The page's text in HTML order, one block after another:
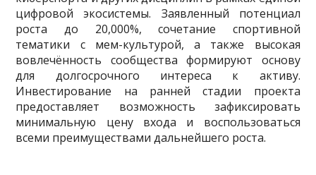
цифровой экосистемы. Заявленный потенциал
роста до 20,000%, сочетание спортивной
тематики с мем-культурой, а также высокая
вовлечённость сообщества формируют основу
для долгосрочного интереса к активу.
Инвестирование на ранней стадии проекта
предоставляет возможность зафиксировать
минимальную цену входа и воспользоваться
всеми преимуществами дальнейшего роста.